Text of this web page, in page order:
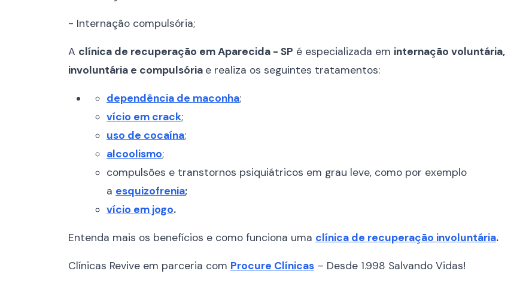
- Internação compulsória;
A clínica de recuperação em Aparecida - SP é especializada em internação voluntária,
involuntária e compulsória e realiza os seguintes tratamentos:
dependência de maconha;
vício em crack;
uso de cocaína;
alcoolismo;
compulsões e transtornos psiquiátricos em grau leve, como por exemplo
a esquizofrenia;
vício em jogo.
Entenda mais os benefícios e como funciona uma clínica de recuperação involuntária.
Clínicas Revive em parceria com Procure Clínicas – Desde 1.998 Salvando Vidas!